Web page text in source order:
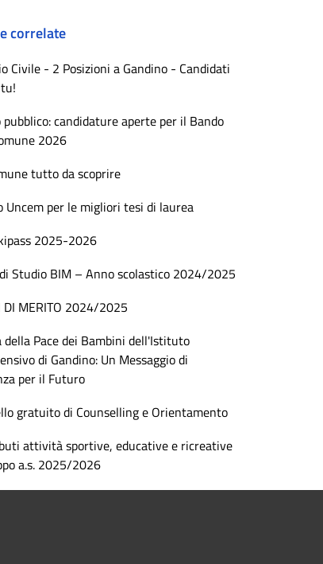
correlate
Civile - 2 Posizioni a Gandino - Candidati
candidature aperte per il Bando
2026
tutto da scoprire
Uncem per le migliori tesi di laurea
2025-2026
Studio BIM – Anno scolastico 2024/2025
DI MERITO 2024/2025
della Pace dei Bambini dell'Istituto
di Gandino: Un Messaggio di
per il Futuro
gratuito di Counselling e Orientamento
attività sportive, educative e ricreative
a.s. 2025/2026